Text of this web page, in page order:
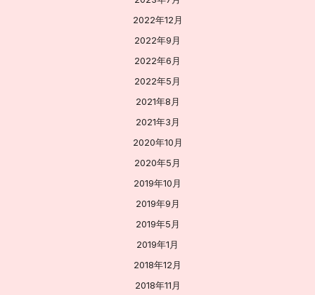
2022年12月
2022年9月
2022年6月
2022年5月
2021年8月
2021年3月
2020年10月
2020年5月
2019年10月
2019年9月
2019年5月
2019年1月
2018年12月
2018年11月